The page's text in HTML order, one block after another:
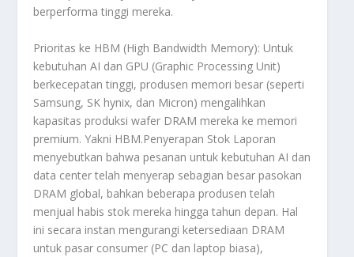
berperforma tinggi mereka.
Prioritas ke HBM (High Bandwidth Memory): Untuk
kebutuhan AI dan GPU (Graphic Processing Unit)
berkecepatan tinggi, produsen memori besar (seperti
Samsung, SK hynix, dan Micron) mengalihkan
kapasitas produksiwafer DRAM mereka ke memori
premium. Yakni HBM.Penyerapan Stok Laporan
menyebutkan bahwa pesanan untuk kebutuhan AI dan
data center telah menyerap sebagian besar pasokan
DRAM global, bahkan beberapa produsen telah
menjual habis stok mereka hingga tahun depan. Hal
ini secara instan mengurangi ketersediaan DRAM
untuk pasar consumer (PC dan laptop biasa),